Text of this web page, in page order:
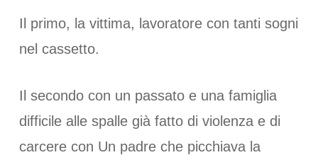
Il primo, la vittima, lavoratore con tanti sogni
nel cassetto.
Il secondo con un passato e una famiglia
difficile alle spalle già fatto di violenza e di
carcere con Un padre che picchiava la